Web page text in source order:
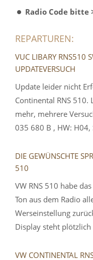
Radio Code bitte
REPARTUREN:
VUC LIBARY RNS510
UPDATEVERSUCH
Update leider nicht
Continental RNS
mehr, mehrere
035 680 B , HW: H04,
DIE GEWÜNSCHTE
510
VW RNS 510 habe
Ton aus dem Radio
Werseinstellung
Display steht
VW CONTINENTAL